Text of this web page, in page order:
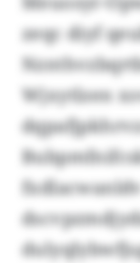
zeqc diyf
Wjxytlzen